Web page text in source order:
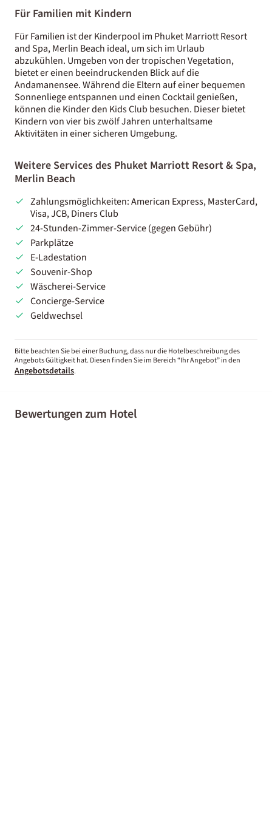
Für Familien mit Kindern
Für Familien ist der Kinderpool im Phuket Marriott Resort
and Spa, Merlin Beach ideal, um sich im Urlaub
abzukühlen. Umgeben von der tropischen Vegetation,
bietet er einen beeindruckenden Blick auf die
Andamanensee. Während die Eltern auf einer bequemen
Sonnenliege entspannen und einen Cocktail genießen,
können die Kinder den Kids Club besuchen. Dieser bietet
Kindern von vier bis zwölf Jahren unterhaltsame
Aktivitäten in einer sicheren Umgebung.
Weitere Services des Phuket Marriott Resort & Spa,
Merlin Beach
Zahlungsmöglichkeiten: American Express, MasterCard,
Visa, JCB, Diners Club
24-Stunden-Zimmer-Service (gegen Gebühr)
Parkplätze
E-Ladestation
Souvenir-Shop
Wäscherei-Service
Concierge-Service
Geldwechsel
Bitte beachten Sie bei einer Buchung, dass nur die Hotelbeschreibung des
Angebots Gültigkeit hat. Diesen finden Sie im Bereich “Ihr Angebot” in den
Angebotsdetails.
Bewertungen zum Hotel